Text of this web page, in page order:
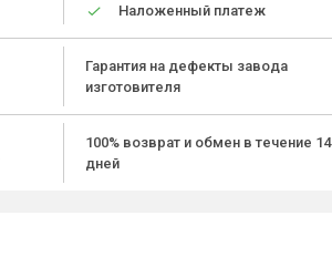
Наложенный платеж
Гарантия на дефекты завода
изготовителя
100% возврат и обмен в течение 14
дней